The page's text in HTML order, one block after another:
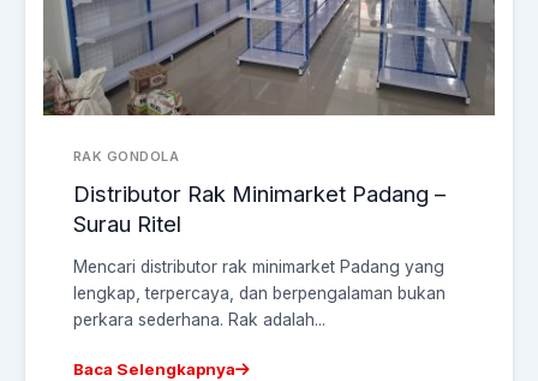
RAK GONDOLA
Distributor Rak Minimarket Padang –
Surau Ritel
Mencari distributor rak minimarket Padang yang
lengkap, terpercaya, dan berpengalaman bukan
perkara sederhana. Rak adalah...
Baca Selengkapnya